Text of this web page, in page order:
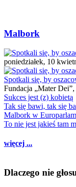
Malbork
poniedziałek, 10
Spotkali się, by
Fundacja „Mater
Sukces jest (z) kobietą
Tak się bawi, tak się
Malbork w
To nie jest jakieś tam
więcej ...
Dlaczego nie